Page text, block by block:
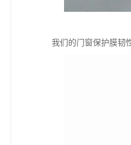
我们的门窗保护膜韧